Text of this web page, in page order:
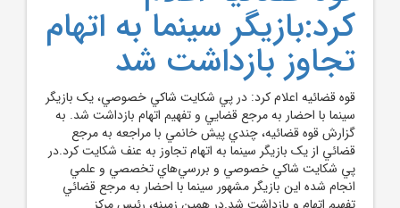
کرد:بازيگر سينما به اتهام
تجاوز بازداشت شد
قوه قضائيه اعلام کرد: در پي شکايت شاکي خصوصي، يک بازيگر
سينما با احضار به مرجع قضايي و تفهيم اتهام بازداشت شد. به
گزارش قوه قضائيه، چندي پيش خانمي با مراجعه به مرجع
قضائي از يک بازيگر سينما به اتهام تجاوز به عنف شکايت کرد.در
پي شکايت شاکي خصوصي و بررسي‌هاي تخصصي و علمي
انجام شده اين بازيگر مشهور سينما با احضار به مرجع قضائي